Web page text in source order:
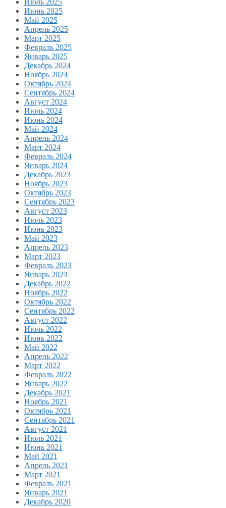
Июль 2025
Июнь 2025
Май 2025
Апрель 2025
Март 2025
Февраль 2025
Январь 2025
Декабрь 2024
Ноябрь 2024
Октябрь 2024
Сентябрь 2024
Август 2024
Июль 2024
Июнь 2024
Май 2024
Апрель 2024
Март 2024
Февраль 2024
Январь 2024
Декабрь 2023
Ноябрь 2023
Октябрь 2023
Сентябрь 2023
Август 2023
Июль 2023
Июнь 2023
Май 2023
Апрель 2023
Март 2023
Февраль 2023
Январь 2023
Декабрь 2022
Ноябрь 2022
Октябрь 2022
Сентябрь 2022
Август 2022
Июль 2022
Июнь 2022
Май 2022
Апрель 2022
Март 2022
Февраль 2022
Январь 2022
Декабрь 2021
Ноябрь 2021
Октябрь 2021
Сентябрь 2021
Август 2021
Июль 2021
Июнь 2021
Май 2021
Апрель 2021
Март 2021
Февраль 2021
Январь 2021
Декабрь 2020